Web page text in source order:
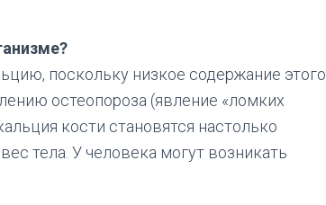
поскольку низкое содержание этого
остеопороза (явление «ломких
кости становятся настолько
тела. У человека могут возникать